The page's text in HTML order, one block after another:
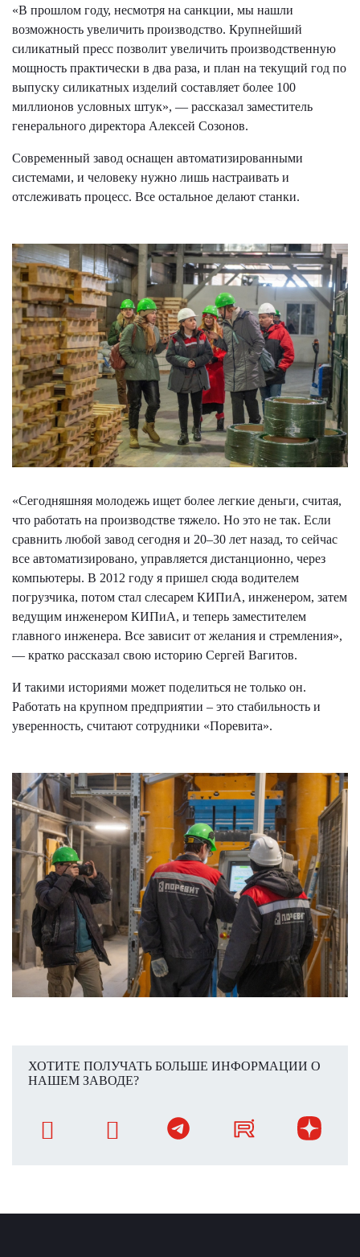
«В прошлом году, несмотря на санкции, мы нашли
возможность увеличить производство. Крупнейший
силикатный пресс позволит увеличить производственную
мощность практически в два раза, и план на текущий год по
выпуску силикатных изделий составляет более 100
миллионов условных штук», — рассказал заместитель
генерального директора Алексей Созонов.
Современный завод оснащен автоматизированными
системами, и человеку нужно лишь настраивать и
отслеживать процесс. Все остальное делают станки.
«Сегодняшняя молодежь ищет более легкие деньги, считая,
что работать на производстве тяжело. Но это не так. Если
сравнить любой завод сегодня и 20–30 лет назад, то сейчас
все автоматизировано, управляется дистанционно, через
компьютеры. В 2012 году я пришел сюда водителем
погрузчика, потом стал слесарем КИПиА, инженером, затем
ведущим инженером КИПиА, и теперь заместителем
главного инженера. Все зависит от желания и стремления»,
— кратко рассказал свою историю Сергей Вагитов.
И такими историями может поделиться не только он.
Работать на крупном предприятии – это стабильность и
уверенность, считают сотрудники «Поревита».
ХОТИТЕ ПОЛУЧАТЬ БОЛЬШЕ ИНФОРМАЦИИ О
НАШЕМ ЗАВОДЕ?